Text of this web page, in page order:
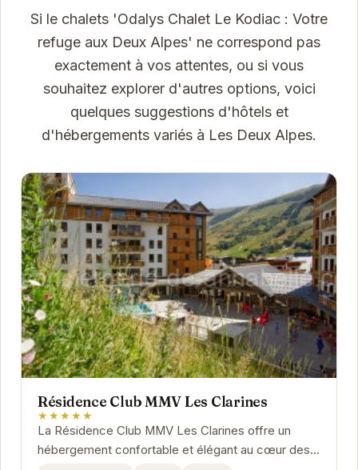
Si le chalets 'Odalys Chalet Le Kodiac : Votre
refuge aux Deux Alpes' ne correspond pas
exactement à vos attentes, ou si vous
souhaitez explorer d'autres options, voici
quelques suggestions d'hôtels et
d'hébergements variés à Les Deux Alpes.
Résidence Club MMV Les Clarines
★★★★★
La Résidence Club MMV Les Clarines offre un
hébergement confortable et élégant au cœur des